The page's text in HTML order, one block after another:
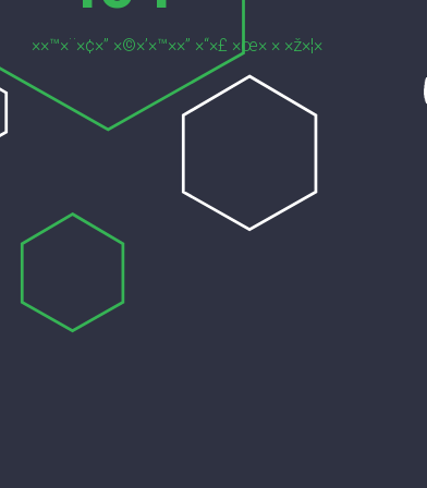
××™×¨×¢×” ×©×’×™××” ×“×£ ×œ× × ×ž×¦×